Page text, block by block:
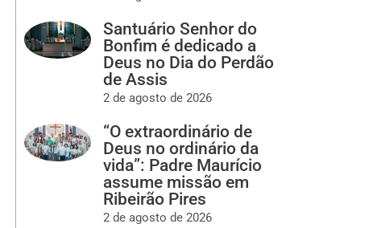
Santuário Senhor do
Bonfim é dedicado a
Deus no Dia do Perdão
de Assis
2 de agosto de 2026
“O extraordinário de
Deus no ordinário da
vida”: Padre Maurício
assume missão em
Ribeirão Pires
2 de agosto de 2026